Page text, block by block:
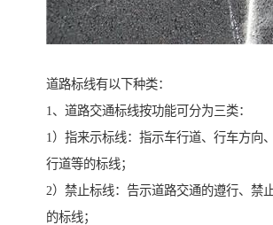
道路标线有以下种类：
1、道路交通标线按功能可分为三类：
1）指来示标线：指示车行道、行车方向
行道等的标线；
2）禁止标线：告示道路交通的遵行、禁
的标线；